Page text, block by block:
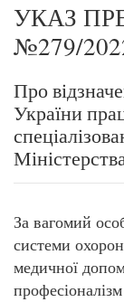
УКАЗ
№279/
Про
України
За вагомий
системи
медичної
професіоналізм